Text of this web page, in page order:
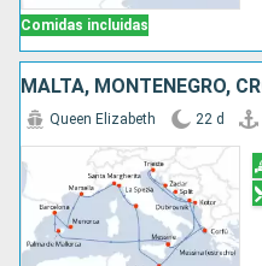
Comidas incluidas
Queen Elizabeth 22 d